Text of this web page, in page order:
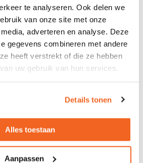
te analyseren. Ook delen we
van onze site met onze
adverteren en analyse. Deze
gegevens combineren met andere
heeft verstrekt of die ze hebben
uw gebruik van hun services.
Details tonen
Alles toestaan
Aanpassen
alsZakelijk
en Montageservice
KRS- Metalen omhuizing -
Horizontale roldeur - Indeling: 3
d.m.v. cijferslot